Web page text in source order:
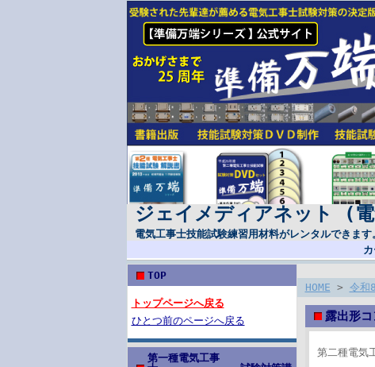
ジェイメディアネット (電
電気工事士技能試験練習用材料がレンタルできま
TOP
トップページへ戻る
ひとつ前のページへ戻る
第一種電気工事
HOME > 令和
露出形
第二種電気